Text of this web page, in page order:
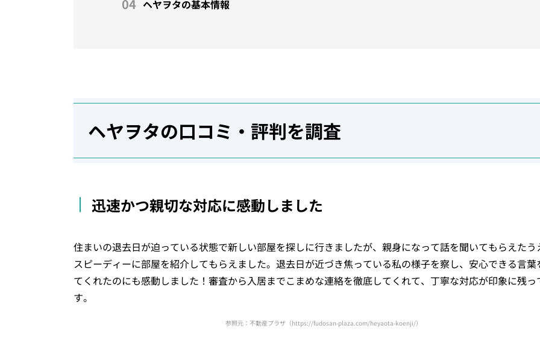
ヘヤヲタの基本情報
ヘヤヲタの口コミ・評判を調査
迅速かつ親切な対応に感動しました
住まいの退去日が迫っている状態で新しい部屋を探しに行きましたが、親身になって話を聞いてもらえたう
スピーディーに部屋を紹介してもらえました。退去日が近づき焦っている私の様子を察し、安心できる言葉
てくれたのにも感動しました！審査から入居までこまめな連絡を徹底してくれて、丁寧な対応が印象に残っ
す。
参照元：不動産プラザ （https://fudosan-plaza.com/heyaota-koenji/）